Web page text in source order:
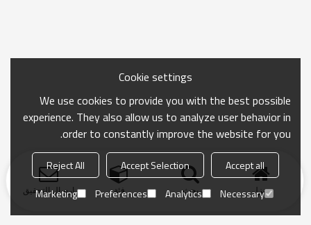
منزل بحث فئة ارسال التحقيق
Cookie settings
We use cookies to provide you with the best possible
experience. They also allow us to analyze user behavior in
order to constantly improve the website for you.
Accept all
Accept Selection
Reject All
Necessary
Analytics
Preferences
Marketing